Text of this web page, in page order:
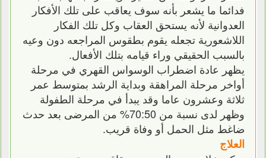
فدائما ما يشعر بأنه سوف يعاقب على تلك الأفكار
العدوانية لأنه يستحق العقاب وكل تلك الفكار
اللاشعورية تجعله يقوم بطقوس المراجعه دون وعيه
بالسبب الحقيقي وراء قيامه بتلك الأفعال.
يظهر عادة اضطراب الوسواس القهري في مرحلة
أواخر مرحلة المراهقة وبداية الرشد بمتوسط عمر
ثلاثة وعشرون عاما وقد يبدأ في مرحلة الطفولة
وظهر لدى نسبة من 70:50% من المرضى بعد حدث
ضاغط مثل الحمل أو وفاة قريب.
العلاج